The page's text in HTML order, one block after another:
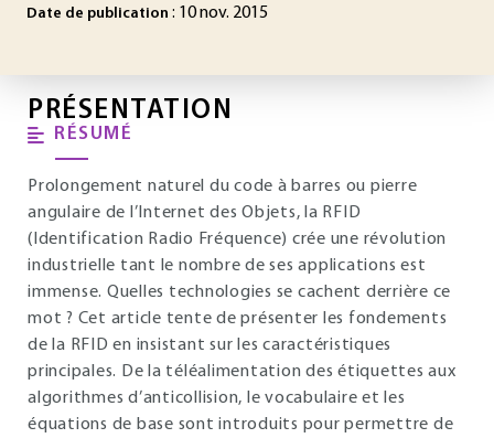
Date de publication : 10 nov. 2015
PRÉSENTATION
RÉSUMÉ
Prolongement naturel du code à barres ou pierre
angulaire de l’Internet des Objets, la RFID
(Identification Radio Fréquence) crée une révolution
industrielle tant le nombre de ses applications est
immense. Quelles technologies se cachent derrière ce
mot ? Cet article tente de présenter les fondements
de la RFID en insistant sur les caractéristiques
principales. De la téléalimentation des étiquettes aux
algorithmes d’anticollision, le vocabulaire et les
équations de base sont introduits pour permettre de